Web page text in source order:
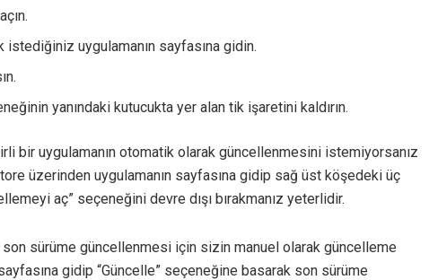
uygulamanın sayfasına gidin.
yanındaki kutucukta yer alan tik işaretini kaldırın.
bir uygulamanın otomatik olarak güncellenmesini istemiyorsanız
üzerinden uygulamanın sayfasına gidip sağ üst köşedeki üç
aç” seçeneğini devre dışı bırakmanız yeterlidir.
son sürüme güncellenmesi için sizin manuel olarak güncelleme
gidip “Güncelle” seçeneğine basarak son sürüme